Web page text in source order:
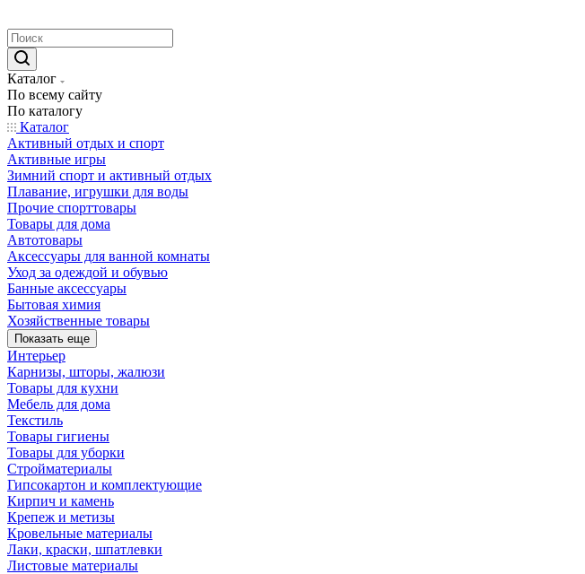
Каталог
По всему сайту
По каталогу
Каталог
Активный отдых и спорт
Активные игры
Зимний спорт и активный отдых
Плавание, игрушки для воды
Прочие спорттовары
Товары для дома
Автотовары
Аксессуары для ванной комнаты
Уход за одеждой и обувью
Банные аксессуары
Бытовая химия
Хозяйственные товары
Показать еще
Интерьер
Карнизы, шторы, жалюзи
Товары для кухни
Мебель для дома
Текстиль
Товары гигиены
Товары для уборки
Стройматериалы
Гипсокартон и комплектующие
Кирпич и камень
Крепеж и метизы
Кровельные материалы
Лаки, краски, шпатлевки
Листовые материалы